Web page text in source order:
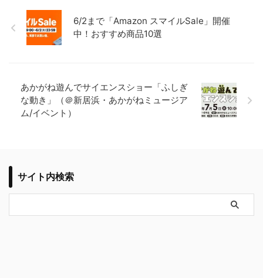
6/2まで「Amazon スマイルSale」開催
中！おすすめ商品10選
あかがね遊んでサイエンスショー「ふしぎ
な動き」（＠新居浜・あかがねミュージア
ム/イベント）
サイト内検索